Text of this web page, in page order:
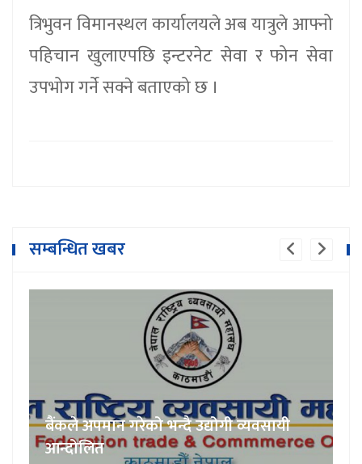
त्रिभुवन विमानस्थल कार्यालयले अब यात्रुले आफ्नो
पहिचान खुलाएपछि इन्टरनेट सेवा र फोन सेवा
उपभोग गर्ने सक्ने बताएको छ ।
सम्बन्धित खबर
बैंकले अपमान गरेको भन्दै उद्योगी व्यवसायी
आन्दोलित